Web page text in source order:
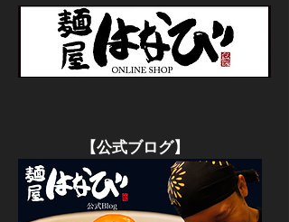
​【公式ブログ】